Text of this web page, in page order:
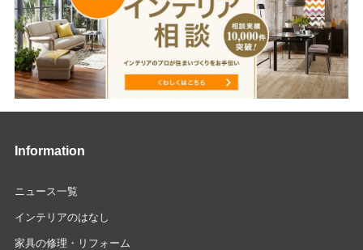
Information
ニュース一覧
インテリアのはなし
家具の修理・リフォーム